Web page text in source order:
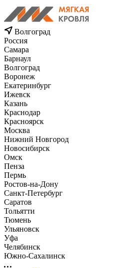
Волгоград
Россия
Самара
Барнаул
Волгоград
Воронеж
Екатеринбург
Ижевск
Казань
Краснодар
Красноярск
Москва
Нижний Новгород
Новосибирск
Омск
Пенза
Пермь
Ростов-на-Дону
Санкт-Петербург
Саратов
Тольятти
Тюмень
Ульяновск
Уфа
Челябинск
Южно-Сахалинск